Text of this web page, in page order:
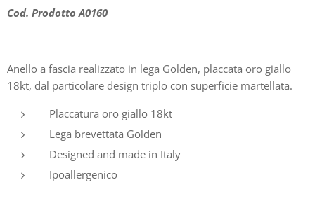
Cod. Prodotto A0160
Anello a fascia realizzato in lega Golden, placcata oro giallo
18kt, dal particolare design triplo con superficie martellata.
Placcatura oro giallo 18kt
Lega brevettata Golden
Designed and made in Italy
Ipoallergenico